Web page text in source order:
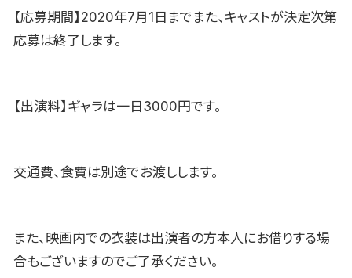
【応募期間】2020年7月1日までまた、キャストが決定次第
応募は終了します。
【出演料】ギャラは一日3000円です。
交通費、食費は別途でお渡しします。
また、映画内での衣装は出演者の方本人にお借りする場
合もございますのでご了承ください。